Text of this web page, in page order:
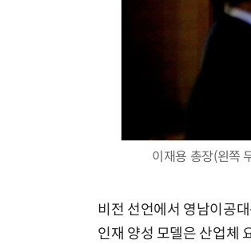
이재용 총장(왼쪽
비전 선언에서 영남이공
인재 양성 모델은 산업체